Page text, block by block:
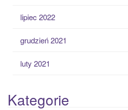
lipiec 2022
grudzień 2021
luty 2021
Kategorie